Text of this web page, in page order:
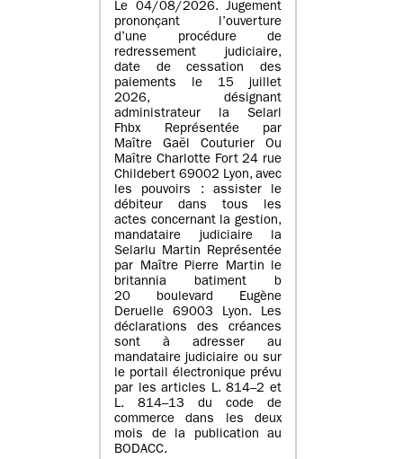
Le 04/08/2026. Jugement
prononçant l’ouverture
d’une procédure de
redressement judiciaire,
date de cessation des
paiements le 15 juillet
2026, désignant
administrateur la Selarl
Fhbx Représentée par
Maître Gaël Couturier Ou
Maître Charlotte Fort 24 rue
Childebert 69002 Lyon, avec
les pouvoirs : assister le
débiteur dans tous les
actes concernant la gestion,
mandataire judiciaire la
Selarlu Martin Représentée
par Maître Pierre Martin le
britannia batiment b
20 boulevard Eugène
Deruelle 69003 Lyon. Les
déclarations des créances
sont à adresser au
mandataire judiciaire ou sur
le portail électronique prévu
par les articles L. 814–2 et
L. 814–13 du code de
commerce dans les deux
mois de la publication au
BODACC.